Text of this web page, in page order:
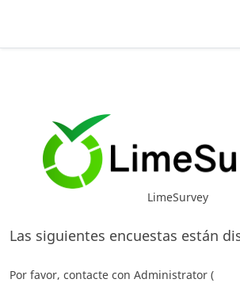
LimeSurvey
Las siguientes encuestas están
Por favor, contacte con Administrator (